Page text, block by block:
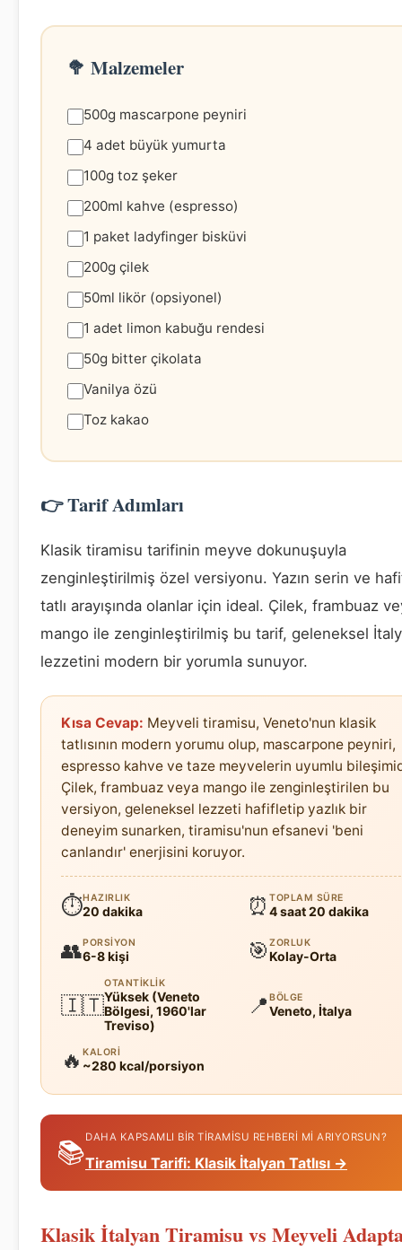
🥦 Malzemeler
500g mascarpone peyniri
4 adet büyük yumurta
100g toz şeker
200ml kahve (espresso)
1 paket ladyfinger bisküvi
200g çilek
50ml likör (opsiyonel)
1 adet limon kabuğu rendesi
50g bitter çikolata
Vanilya özü
Toz kakao
👉 Tarif Adımları
Klasik tiramisu tarifinin meyve dokunuşuyla
zenginleştirilmiş özel versiyonu. Yazın serin ve
tatlı arayışında olanlar için ideal. Çilek, frambuaz
mango ile zenginleştirilmiş bu tarif, geleneksel
lezzetini modern bir yorumla sunuyor.
Kısa Cevap: Meyveli tiramisu, Veneto'nun klasik
tatlısının modern yorumu olup, mascarpone peyniri,
espresso kahve ve taze meyvelerin uyumlu
Çilek, frambuaz veya mango ile zenginleştirilen bu
versiyon, geleneksel lezzeti hafifletip yazlık bir
deneyim sunarken, tiramisu'nun efsanevi 'beni
canlandır' enerjisini koruyor.
⏱HAZIRLIK
20 dakika ⏰ TOPLAM SÜRE
4 saat 20 dakika
👥PORSIYON
6-8 kişi 🎯 ZORLUK
Kolay-Orta
🇮🇹
OTANTIKLIK
Yüksek (Veneto
Bölgesi, 1960'lar
Treviso)
📍 BÖLGE
Veneto, İtalya
🔥 KALORI
~280 kcal/porsiyon
📚DAHA KAPSAMLI BIR TIRAMISU REHBERI MI ARIYORSUN?
Tiramisu Tarifi: Klasik İtalyan Tatlısı →
Klasik İtalyan Tiramisu vs Meyveli